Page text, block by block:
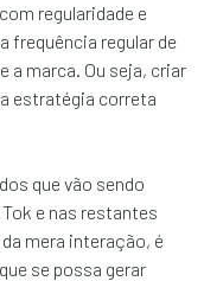
regularidade e
frequência regular de
a marca. Ou seja, criar
estratégia correta
que vão sendo
e nas restantes
mera interação, é
se possa gerar